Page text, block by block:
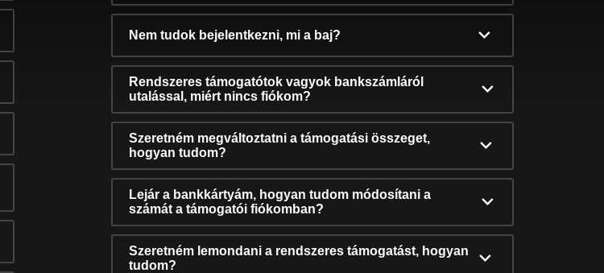
Nem tudok bejelentkezni, mi a baj?
Rendszeres támogatótok vagyok bankszámláról
utalással, miért nincs fiókom?
Szeretném megváltoztatni a támogatási összeget,
hogyan tudom?
Lejár a bankkártyám, hogyan tudom módosítani a
számát a támogatói fiókomban?
Szeretném lemondani a rendszeres támogatást, hogyan
tudom?